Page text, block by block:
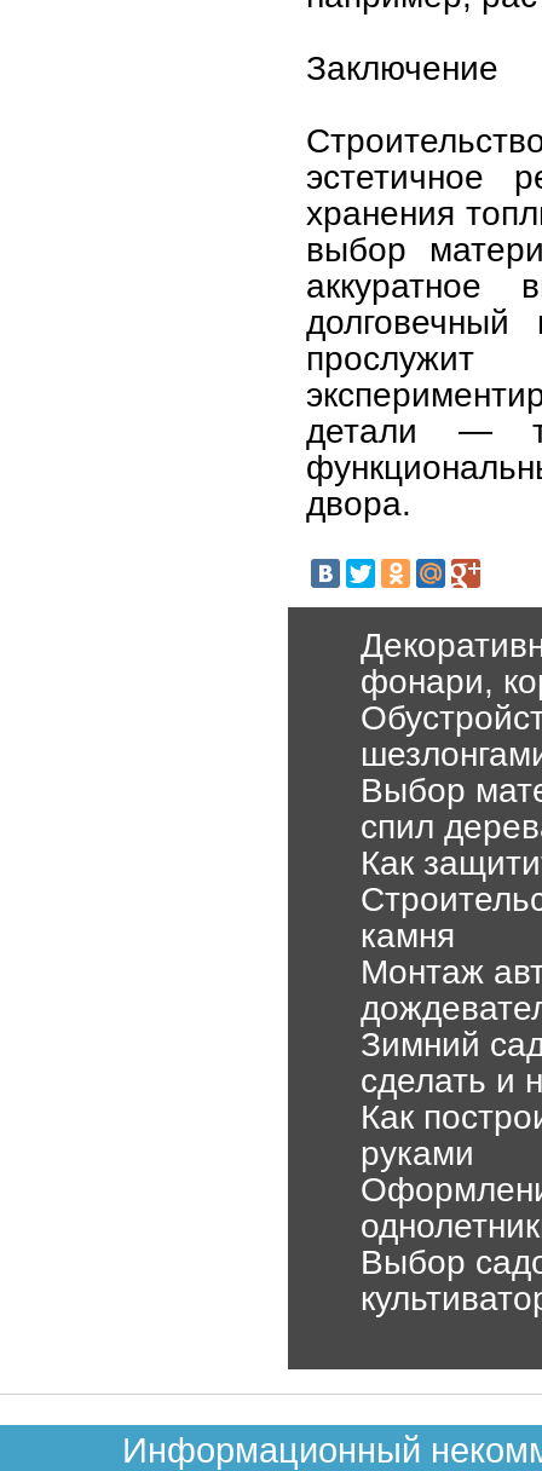
Заключение
эстетичное
хранения
выбор
аккуратное
долговечный
детали —
двора.
фонари,
Выбор
спил
Как
камня
Монтаж
Зимний
сделать и
Как
руками
Выбор
Информационный